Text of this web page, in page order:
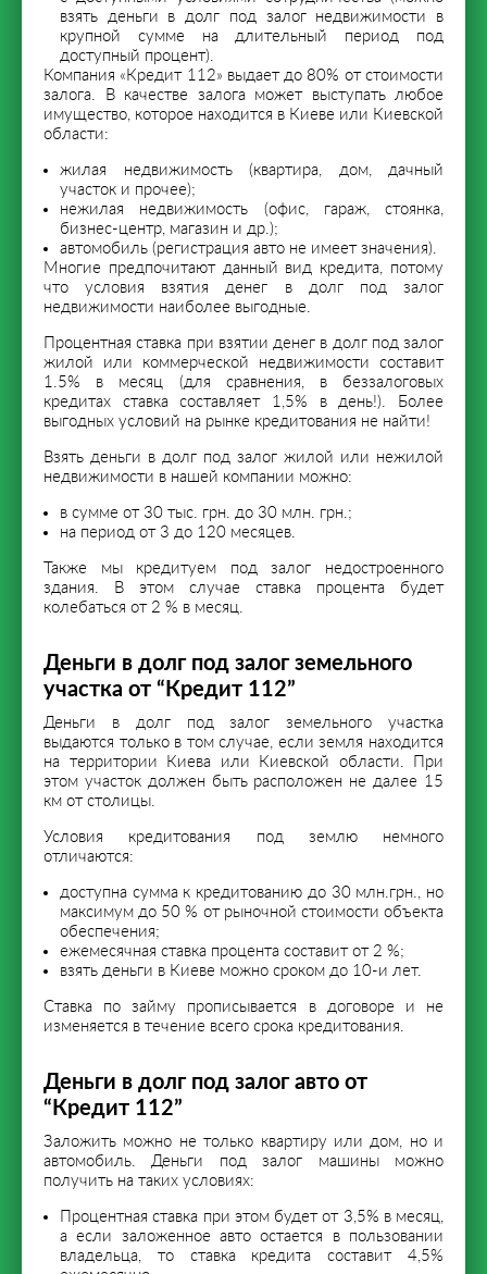
взять деньги в долг под залог недвижимости в
крупной сумме на длительный период под
доступный процент).
Компания «Кредит 112» выдает до 80% от стоимости
залога. В качестве залога может выступать любое
имущество, которое находится в Киеве или Киевской
области:
жилая недвижимость (квартира, дом, дачный
участок и прочее);
нежилая недвижимость (офис, гараж, стоянка,
бизнес-центр, магазин и др.);
автомобиль (регистрация авто не имеет значения).
Многие предпочитают данный вид кредита, потому
что условия взятия денег в долг под залог
недвижимости наиболее выгодные.
Процентная ставка при взятии денег в долг под залог
жилой или коммерческой недвижимости составит
1.5% в месяц (для сравнения, в беззалоговых
кредитах ставка составляет 1,5% в день!). Более
выгодных условий на рынке кредитования не найти!
Взять деньги в долг под залог жилой или нежилой
недвижимости в нашей компании можно:
в сумме от 30 тыс. грн. до 30 млн. грн.;
на период от 3 до 120 месяцев.
Также мы кредитуем под залог недостроенного
здания. В этом случае ставка процента будет
колебаться от 2 % в месяц.
Деньги в долг под залог земельного
участка от “Кредит 112”
Деньги в долг под залог земельного участка
выдаются только в том случае, если земля находится
на территории Киева или Киевской области. При
этом участок должен быть расположен не далее 15
км от столицы.
Условия кредитования под землю немного
отличаются:
доступна сумма к кредитованию до 30 млн.грн., но
максимум до 50 % от рыночной стоимости объекта
обеспечения;
ежемесячная ставка процента составит от 2 %;
взять деньги в Киеве можно сроком до 10-и лет.
Ставка по займу прописывается в договоре и не
изменяется в течение всего срока кредитования.
Деньги в долг под залог авто от
“Кредит 112”
Заложить можно не только квартиру или дом, но и
автомобиль. Деньги под залог машины можно
получить на таких условиях:
Процентная ставка при этом будет от 3,5% в месяц,
а если заложенное авто остается в пользовании
владельца, то ставка кредита составит 4,5%